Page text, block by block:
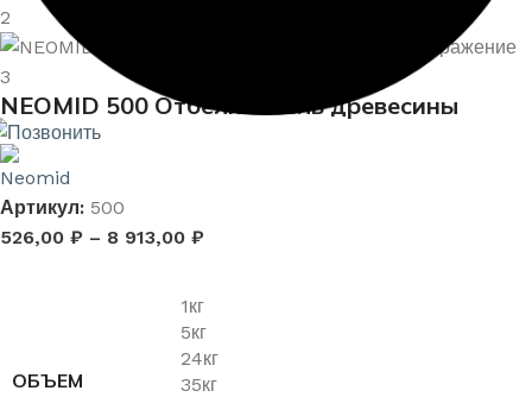
NEOMID 500 Отбеливатель древесины
Артикул: 500
526,00 ₽ – 8 913,00 ₽
ОБЪЕМ
1кг
5кг
24кг
35кг